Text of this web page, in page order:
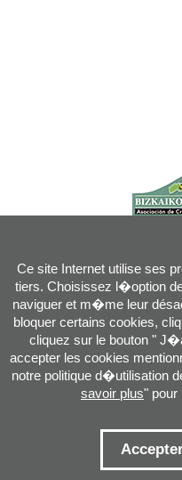
info
Conditions d'Utilisation-
Ce site Internet utilise ses
tiers. Choisissez l�option
naviguer et m�me leur
bloquer certains cookies,
cliquez sur le bouton "
accepter les cookies
notre politique d�utilisation
savoir plus"